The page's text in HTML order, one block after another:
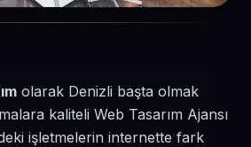
olarak Denizli başta olmak
kaliteli Web Tasarım Ajansı
işletmelerin internette fark